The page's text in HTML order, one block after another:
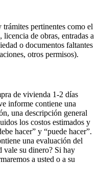
pertinentes como el
de obras, entradas a
o documentos faltantes
otros permisos).
de vivienda 1-2 días
informe contiene una
una descripción general
los costos estimados y
hacer” y “puede hacer”.
una evaluación del
vale su dinero? Si hay
a usted o a su